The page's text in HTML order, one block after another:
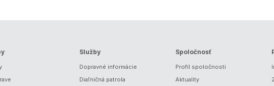
Služby
Dopravné informácie
Diaľničná patrola
Spoločnosť
Profil spoločnosti
Aktuality